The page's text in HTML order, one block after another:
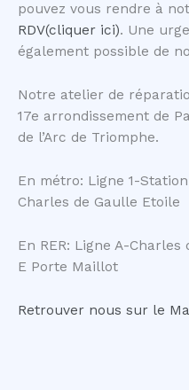
pouvez vous rendre à
RDV(cliquer ici). Une
également possible de
Notre atelier de
17e arrondissement de
de l’Arc de Triomphe.
En métro: Ligne 1-
Charles de Gaulle Etoile
En RER: Ligne A-
E Porte Maillot
Retrouver nous sur le